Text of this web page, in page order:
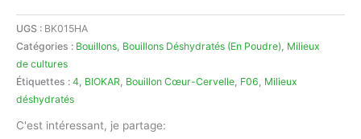
UGS : BK015HA
Catégories : Bouillons Bouillons Déshydratés (En Poudre) Milieux
de cultures
Étiquettes : 4 BIOKAR Bouillon Cœur-Cervelle F06 Milieux
déshydratés
C'est intéressant, je partage: